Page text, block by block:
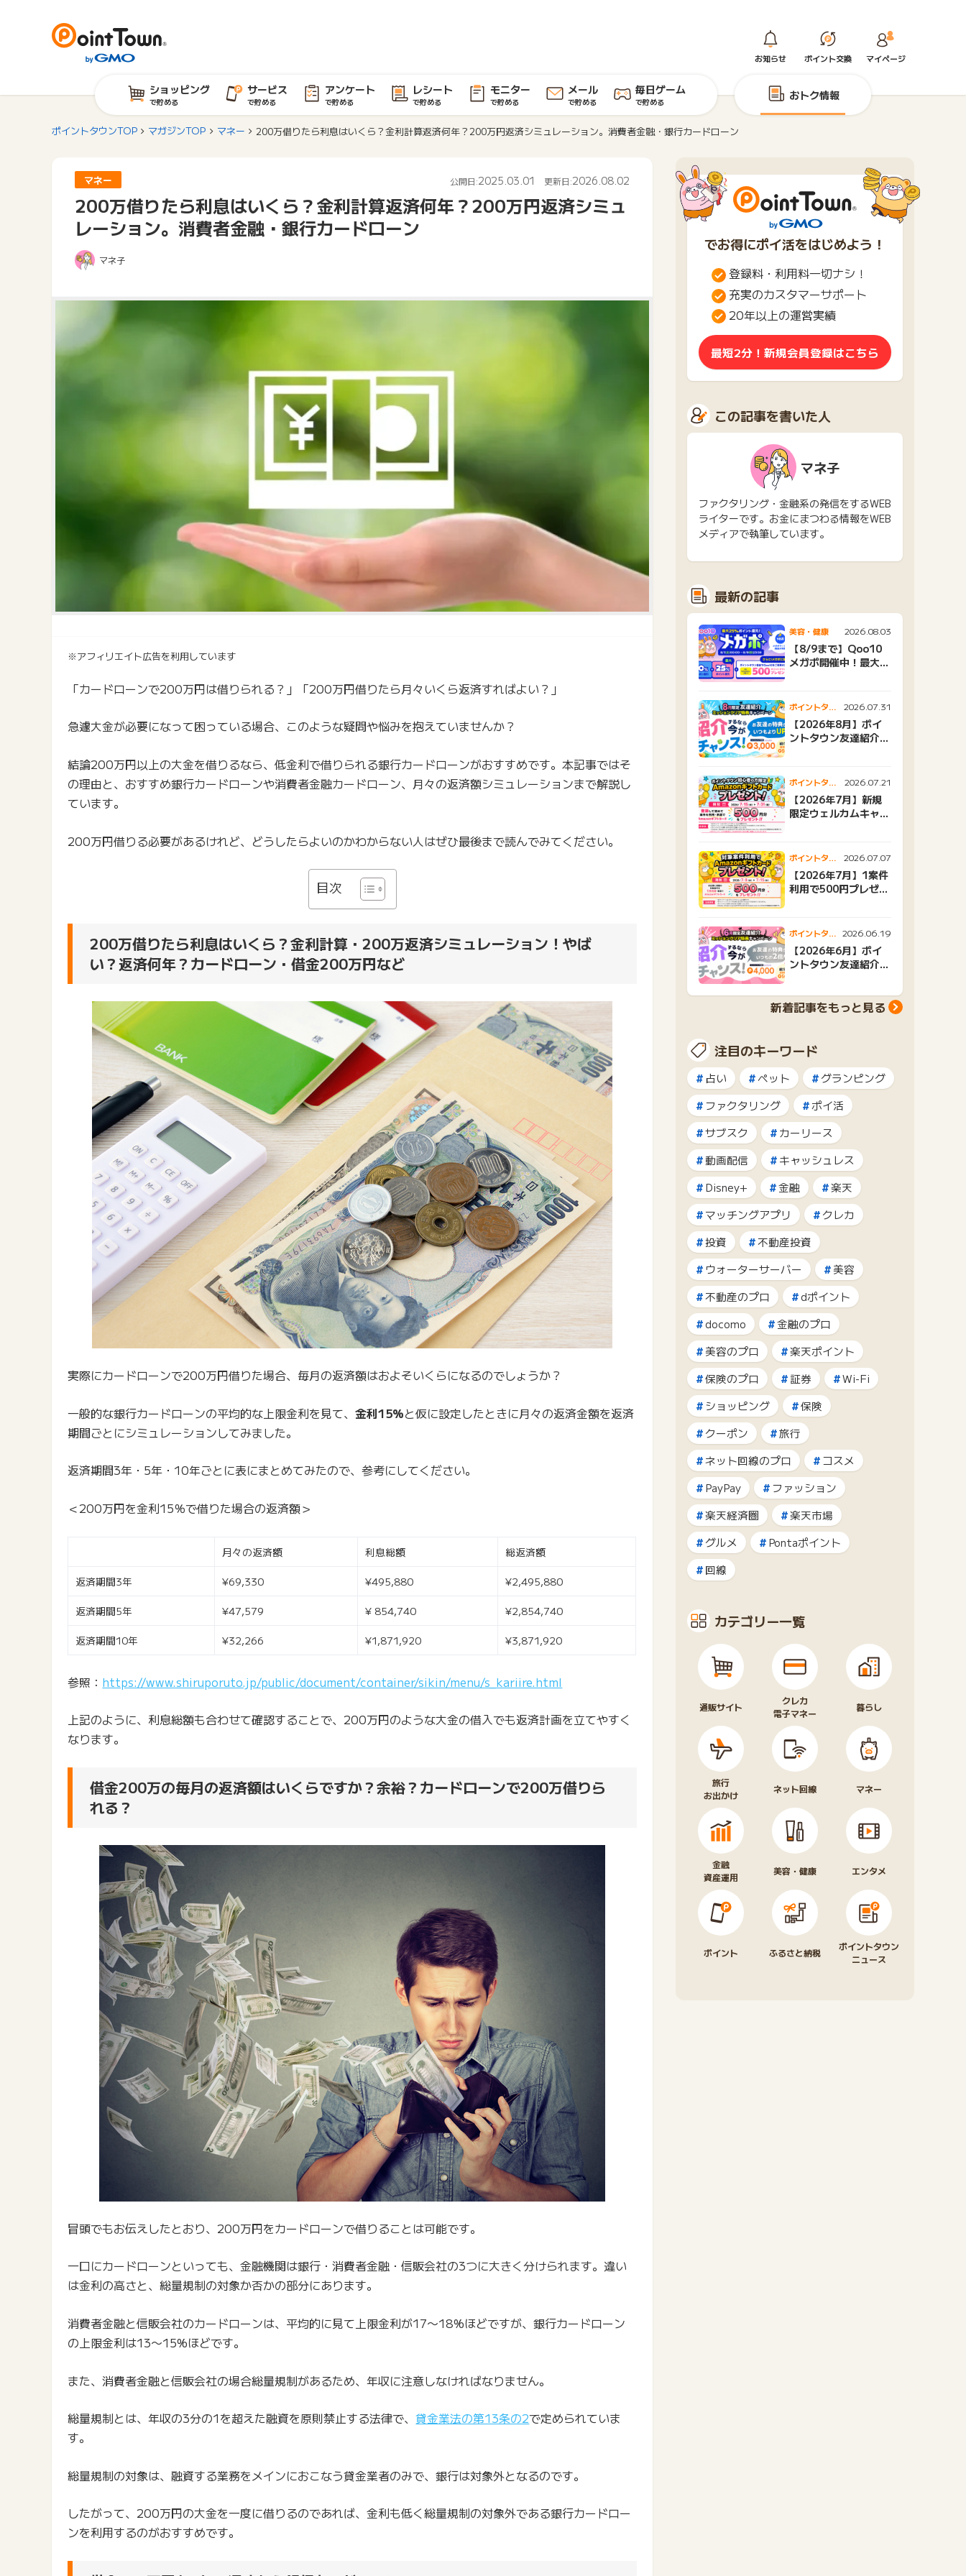
お知らせ ポイント交換 マイページ
ショッピング
で貯める
サービス
で貯める
アンケート
で貯める
レシート
で貯める
モニター
で貯める
メール
で貯める
毎日ゲーム
で貯める おトク情報
ポイントタウンTOP マガジンTOP マネー 200万借りたら利息はいくら？金利計算返済何年？200万円返済シミュレーション。消費者金融・銀行カードローン
マネー 公開日:2025.03.01 更新日:2026.08.02
200万借りたら利息はいくら？金利計算返済何年？200万円返済シミュ
レーション。消費者金融・銀行カードローン
マネ子
※アフィリエイト広告を利用しています
「カードローンで200万円は借りられる？」「200万円借りたら月々いくら返済すればよい？」
急遽大金が必要になって困っている場合、このような疑問や悩みを抱えていませんか？
結論200万円以上の大金を借りるなら、低金利で借りられる銀行カードローンがおすすめです。本記事ではそ
の理由と、おすすめ銀行カードローンや消費者金融カードローン、月々の返済額シミュレーションまで解説し
ています。
200万円借りる必要があるけれど、どうしたらよいのかわからない人はぜひ最後まで読んでみてください。
目次
200万借りたら利息はいくら？金利計算・200万返済シミュレーション！やば
い？返済何年？カードローン・借金200万円など
実際にカードローンで200万円借りた場合、毎月の返済額はおよそいくらになるのでしょうか？
一般的な銀行カードローンの平均的な上限金利を見て、金利15%と仮に設定したときに月々の返済金額を返済
期間ごとにシミュレーションしてみました。
返済期間3年・5年・10年ごとに表にまとめてみたので、参考にしてください。
＜200万円を金利15％で借りた場合の返済額＞
月々の返済額 利息総額 総返済額
返済期間3年 ¥69,330 ¥495,880 ¥2,495,880
返済期間5年 ¥47,579 ¥ 854,740 ¥2,854,740
返済期間10年 ¥32,266 ¥1,871,920 ¥3,871,920
参照： https://www.shiruporuto.jp/public/document/container/sikin/menu/s_kariire.html
上記のように、利息総額も合わせて確認することで、200万円のような大金の借入でも返済計画を立てやすく
なります。
借金200万の毎月の返済額はいくらですか？余裕？カードローンで200万借りら
れる？
冒頭でもお伝えしたとおり、200万円をカードローンで借りることは可能です。
一口にカードローンといっても、金融機関は銀行・消費者金融・信販会社の3つに大きく分けられます。違い
は金利の高さと、総量規制の対象か否かの部分にあります。
消費者金融と信販会社のカードローンは、平均的に見て上限金利が17〜18%ほどですが、銀行カードローン
の上限金利は13〜15%ほどです。
また、消費者金融と信販会社の場合総量規制があるため、年収に注意しなければなりません。
総量規制とは、年収の3分の1を超えた融資を原則禁止する法律で、貸金業法の第13条の2で定められていま
す。
総量規制の対象は、融資する業務をメインにおこなう貸金業者のみで、銀行は対象外となるのです。
したがって、200万円の大金を一度に借りるのであれば、金利も低く総量規制の対象外である銀行カードロー
ンを利用するのがおすすめです。
でお得にポイ活をはじめよう！
登録料・利用料一切ナシ！
充実のカスタマーサポート
20年以上の運営実績
最短2分！新規会員登録はこちら
この記事を書いた人
マネ子
ファクタリング・金融系の発信をするWEB
ライターです。お金にまつわる情報をWEB
メディアで執筆しています。
最新の記事
美容・健康 2026.08.03
【8/9まで】Qoo10
メガポ開催中！最大
ポイントタウ
ンニュース
2026.07.31
【2026年8月】ポイ
ントタウン友達紹介キ
ポイントタウ
ンニュース
2026.07.21
【2026年7月】新規
限定ウェルカムキャン
ポイントタウ
ンニュース
2026.07.07
【2026年7月】1案件
利用で500円プレゼン
ポイントタウ
ンニュース
2026.06.19
【2026年6月】ポイ
ントタウン友達紹介キ
新着記事をもっと見る
注目のキーワード
占い ペット
グランピング
ファクタリング
ポイ活
サブスク
カーリース
動画配信
キャッシュレス
Disney+
金融
楽天
マッチングアプリ
クレカ
投資
不動産投資
ウォーターサーバー
美容
不動産のプロ
dポイント
docomo
金融のプロ
美容のプロ
楽天ポイント
保険のプロ
証券
Wi-Fi
ショッピング
保険
クーポン
旅行
ネット回線のプロ
コスメ
PayPay
ファッション
楽天経済圏
楽天市場
グルメ
Pontaポイント
回線
カテゴリー一覧
通販サイト
クレカ
電子マネー
暮らし
旅行
お出かけ
ネット回線 マネー
金融
資産運用
美容・健康 エンタメ
ポイント ふるさと納税
ポイントタウン
ニュース